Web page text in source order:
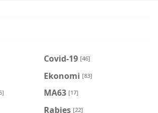
Covid-19 [46]
Ekonomi [83]
MA63 [17]
Rabies [22]